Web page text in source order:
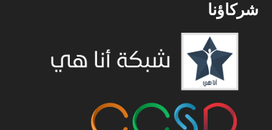
شركاؤنا